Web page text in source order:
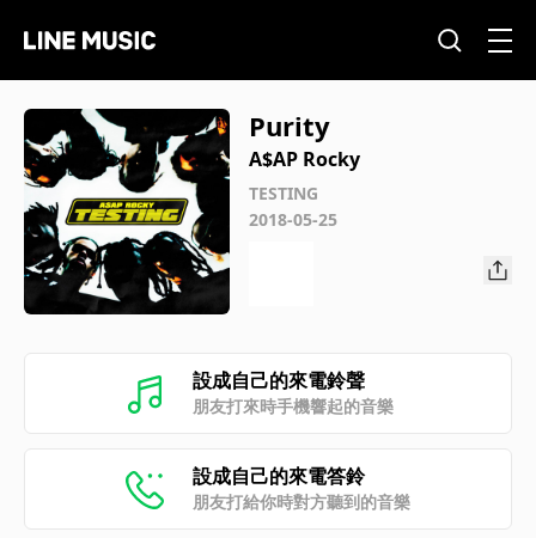
Purity
A$AP Rocky
TESTING
2018-05-25
設成自己的來電鈴聲
朋友打來時手機響起的音樂
設成自己的來電答鈴
朋友打給你時對方聽到的音樂